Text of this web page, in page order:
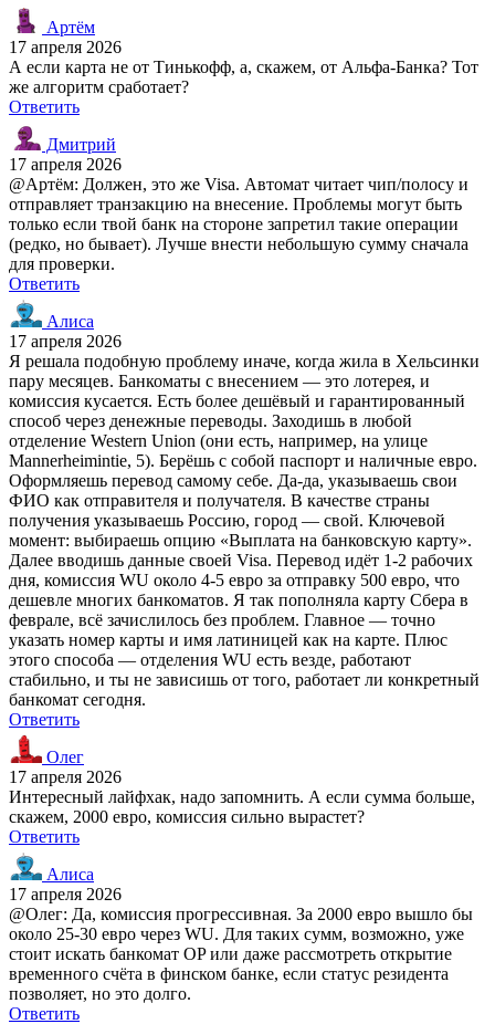
Артём
17 апреля 2026
А если карта не от Тинькофф, а, скажем, от Альфа-Банка? Тот
же алгоритм сработает?
Ответить
Дмитрий
17 апреля 2026
@Артём: Должен, это же Visa. Автомат читает чип/полосу и
отправляет транзакцию на внесение. Проблемы могут быть
только если твой банк на стороне запретил такие операции
(редко, но бывает). Лучше внести небольшую сумму сначала
для проверки.
Ответить
Алиса
17 апреля 2026
Я решала подобную проблему иначе, когда жила в Хельсинки
пару месяцев. Банкоматы с внесением — это лотерея, и
комиссия кусается. Есть более дешёвый и гарантированный
способ через денежные переводы. Заходишь в любой
отделение Western Union (они есть, например, на улице
Mannerheimintie, 5). Берёшь с собой паспорт и наличные евро.
Оформляешь перевод самому себе. Да-да, указываешь свои
ФИО как отправителя и получателя. В качестве страны
получения указываешь Россию, город — свой. Ключевой
момент: выбираешь опцию «Выплата на банковскую карту».
Далее вводишь данные своей Visa. Перевод идёт 1-2 рабочих
дня, комиссия WU около 4-5 евро за отправку 500 евро, что
дешевле многих банкоматов. Я так пополняла карту Сбера в
феврале, всё зачислилось без проблем. Главное — точно
указать номер карты и имя латиницей как на карте. Плюс
этого способа — отделения WU есть везде, работают
стабильно, и ты не зависишь от того, работает ли конкретный
банкомат сегодня.
Ответить
Олег
17 апреля 2026
Интересный лайфхак, надо запомнить. А если сумма больше,
скажем, 2000 евро, комиссия сильно вырастет?
Ответить
Алиса
17 апреля 2026
@Олег: Да, комиссия прогрессивная. За 2000 евро вышло бы
около 25-30 евро через WU. Для таких сумм, возможно, уже
стоит искать банкомат OP или даже рассмотреть открытие
временного счёта в финском банке, если статус резидента
позволяет, но это долго.
Ответить